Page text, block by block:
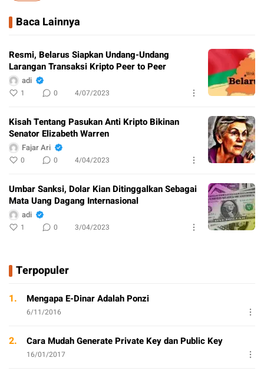
Baca Lainnya
Resmi, Belarus Siapkan Undang-Undang
Larangan Transaksi Kripto Peer to Peer
adi
1 0 4/07/2023
Kisah Tentang Pasukan Anti Kripto Bikinan
Senator Elizabeth Warren
Fajar Ari
0 0 4/04/2023
Umbar Sanksi, Dolar Kian Ditinggalkan Sebagai
Mata Uang Dagang Internasional
adi
1 0 3/04/2023
Terpopuler
1. Mengapa E-Dinar Adalah Ponzi
6/11/2016
2. Cara Mudah Generate Private Key dan Public Key
16/01/2017